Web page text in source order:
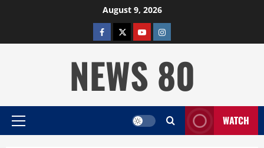
August 9, 2026
facebooktwitterYOUTUBE
instagram
NEWS 80
Primary
WATCH